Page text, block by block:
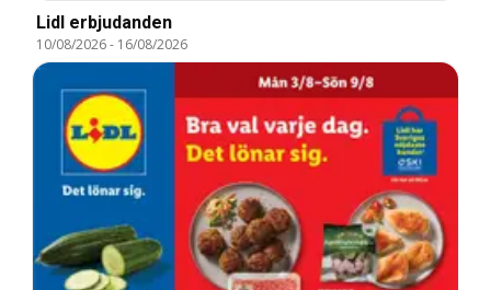
Lidl erbjudanden
10/08/2026- 16/08/2026